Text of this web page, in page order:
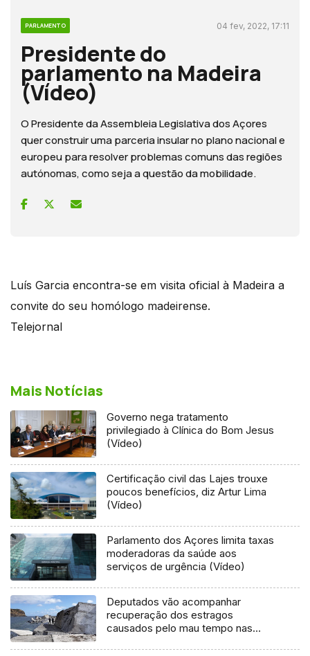
PARLAMENTO 04 fev, 2022, 17:11
Presidente do
parlamento na Madeira
(Vídeo)
O Presidente da Assembleia Legislativa dos Açores
quer construir uma parceria insular no plano nacional e
europeu para resolver problemas comuns das regiões
autónomas, como seja a questão da mobilidade.
Luís Garcia encontra-se em visita oficial à Madeira a
convite do seu homólogo madeirense.
Telejornal
Mais Notícias
Governo nega tratamento
privilegiado à Clínica do Bom Jesus
(Vídeo)
Certificação civil das Lajes trouxe
poucos benefícios, diz Artur Lima
(Vídeo)
Parlamento dos Açores limita taxas
moderadoras da saúde aos
serviços de urgência (Vídeo)
Deputados vão acompanhar
recuperação dos estragos
causados pelo mau tempo nas